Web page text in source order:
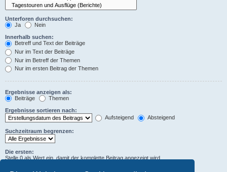
Unterforen durchsuchen:
Ja
Nein
Innerhalb suchen:
Betreff und Text der Beiträge
Nur im Text der Beiträge
Nur im Betreff der Themen
Nur im ersten Beitrag der Themen
Ergebnisse anzeigen als:
Beiträge
Themen
Ergebnisse sortieren nach:
Aufsteigend
Absteigend
Suchzeitraum begrenzen:
Die ersten:
Stelle 0 als Wert ein, damit der komplette Beitrag angezeigt wird.